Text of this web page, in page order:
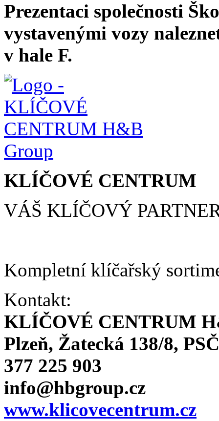
Prezentaci společnosti
vystavenými vozy
v hale F.
KLÍČOVÉ CENTRUM
VÁŠ KLÍČOVÝ
Kompletní klíčařský
Kontakt:
KLÍČOVÉ CENTRUM
Plzeň, Žatecká 138/8,
377 225 903
info@hbgroup.cz
www.klicovecentrum.cz